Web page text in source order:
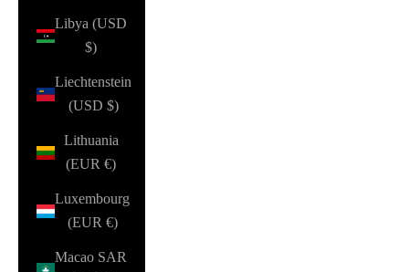
Libya (USD
$)
Liechtenstein
(USD $)
Lithuania
(EUR €)
Luxembourg
(EUR €)
Macao SAR